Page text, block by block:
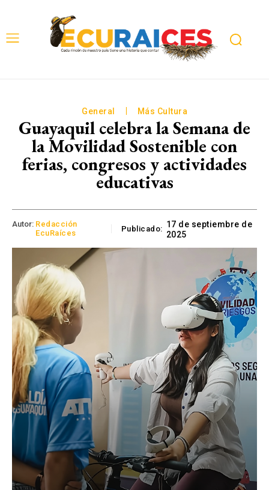
General Más Cultura
Guayaquil celebra la Semana de
la Movilidad Sostenible con
ferias, congresos y actividades
educativas
Autor: Redacción
EcuRaíces
Publicado: 17 de septiembre de
2025